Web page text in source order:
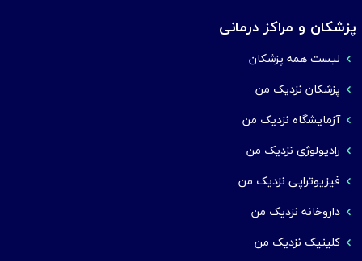
پزشکان و مراکز درمانی
لیست همه پزشکان
پزشکان نزدیک من
آزمایشگاه نزدیک من
رادیولوژی نزدیک من
فیزیوتراپی نزدیک من
داروخانه نزدیک من
کلینیک نزدیک من